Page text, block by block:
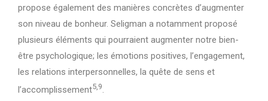
propose également des manières concrètes d’augmenter
son niveau de bonheur. Seligman a notamment proposé
plusieurs éléments qui pourraient augmenter notre bien-
être psychologique; les émotions positives, l’engagement,
les relations interpersonnelles, la quête de sens et
l’accomplissement5,9.